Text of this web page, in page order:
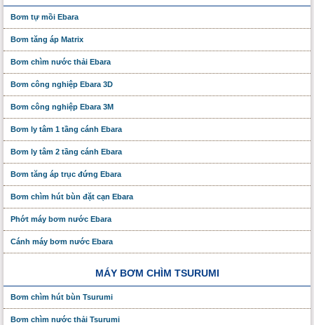
Bơm tự mồi Ebara
Bơm tăng áp Matrix
Bơm chìm nước thải Ebara
Bơm công nghiệp Ebara 3D
Bơm công nghiệp Ebara 3M
Bơm ly tâm 1 tầng cánh Ebara
Bơm ly tâm 2 tầng cánh Ebara
Bơm tăng áp trục đứng Ebara
Bơm chìm hút bùn đặt cạn Ebara
Phớt máy bơm nước Ebara
Cánh máy bơm nước Ebara
MÁY BƠM CHÌM TSURUMI
Bơm chìm hút bùn Tsurumi
Bơm chìm nước thải Tsurumi